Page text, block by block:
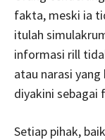
fakta, meski ia
itulah
informasi rill
atau narasi
diyakini sebagai
Setiap pihak,